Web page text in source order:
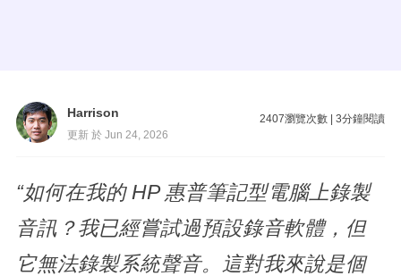
Harrison
更新 於 Jun 24, 2026
2407瀏覽次數 |3分鐘閱讀
“如何在我的 HP 惠普筆記型電腦上錄製
音訊？我已經嘗試過預設錄音軟體，但
它無法錄製系統聲音。這對我來說是個